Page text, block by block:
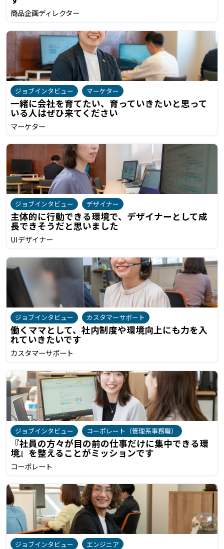
商品企画ディレクター
ジョブインタビュー マーケター
一緒に会社を育てたい、育っていきたいと思って
いる人はぜひ来てください
マーケター
ジョブインタビュー デザイナー
主体的に行動できる環境で、デザイナーとして成
長できそうだと思いました
UIデザイナー
ジョブインタビュー カスタマーサポート
働くママとして、社内制度や環境向上にも力を入
れていきたいです
カスタマーサポート
ジョブインタビュー コーポレート（管理系事務職）
『社員の方々が目の前の仕事だけに集中できる環
境』を整えることがミッションです
コーポレート
ジョブインタビュー エンジニア